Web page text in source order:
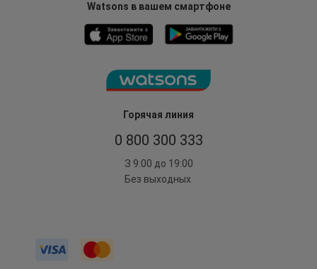
Горячая линия
0 800 300 333
З 9:00 до 19:00
Без выходных
Watsons в вашем смартфоне